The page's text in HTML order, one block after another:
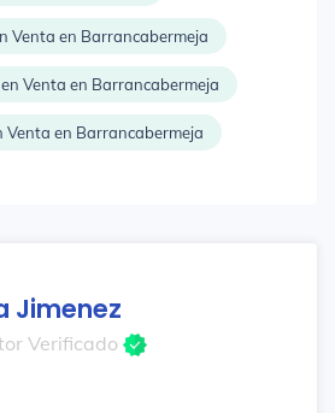
Venta en Barrancabermeja
Venta en Barrancabermeja
Venta en Barrancabermeja
Jimenez
Verificado